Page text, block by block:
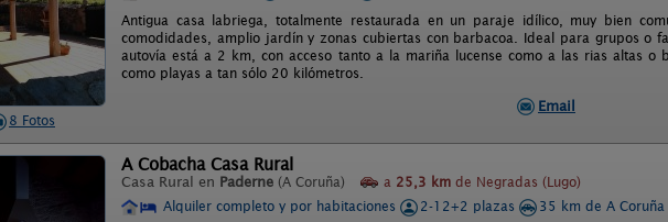
8 Fotos
Antigua casa labriega, totalmente restaurada en un paraje idílico, muy bien
comodidades, amplio jardín y zonas cubiertas con barbacoa. Ideal para grupos o
autovía está a 2 km, con acceso tanto a la mariña lucense como a las rias altas o
como playas a tan sólo 20 kilómetros.
Email
A Cobacha Casa Rural
Casa Rural en Paderne (A Coruña) a 25,3 km de Negradas (Lugo)
Alquiler completo y por habitaciones
2-12+2 plazas 35 km de A Coruña